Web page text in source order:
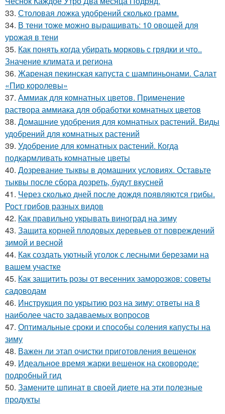
33. Столовая ложка удобрений сколько грамм.
34. В тени тоже можно выращивать: 10 овощей для
урожая в тени
35. Как понять когда убирать морковь с грядки и что..
Значение климата и региона
36. Жареная пекинская капуста с шампиньонами. Салат
«Пир королевы»
37. Аммиак для комнатных цветов. Применение
раствора аммиака для обработки комнатных цветов
38. Домашние удобрения для комнатных растений. Виды
удобрений для комнатных растений
39. Удобрение для комнатных растений. Когда
подкармливать комнатные цветы
40. Дозревание тыквы в домашних условиях. Оставьте
тыквы после сбора дозреть, будут вкусней
41. Через сколько дней после дождя появляются грибы.
Рост грибов разных видов
42. Как правильно укрывать виноград на зиму
43. Защита корней плодовых деревьев от повреждений
зимой и весной
44. Как создать уютный уголок с лесными березами на
вашем участке
45. Как защитить розы от весенних заморозков: советы
садоводам
46. Инструкция по укрытию роз на зиму: ответы на 8
наиболее часто задаваемых вопросов
47. Оптимальные сроки и способы соления капусты на
зиму
48. Важен ли этап очистки приготовления вешенок
49. Идеальное время жарки вешенок на сковороде:
подробный гид
50. Замените шпинат в своей диете на эти полезные
продукты